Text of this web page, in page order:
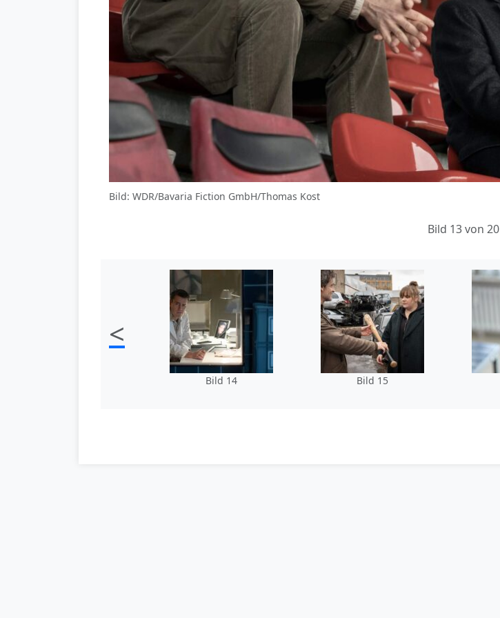
Bild: WDR/Bavaria Fiction GmbH/Thomas Kost
Bild 13 von 20
<
Bild 14 Bild 15